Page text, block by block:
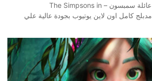
مشاهدة وتحميل فيلم عائلة سمبسون – The Simpsons in
Plusaversary 2021 مدبلج كامل اون لاين يوتيوب بجودة عالية علي